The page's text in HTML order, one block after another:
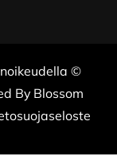
©
By Blossom